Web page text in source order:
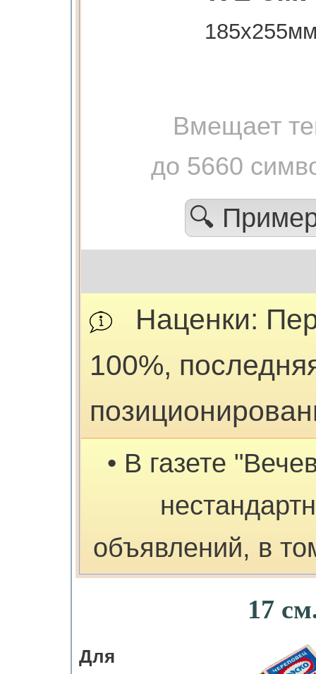
Вмещает
до 5660
🔍
Наценки:
100%,
• В газете
объявлений, в
Для
17